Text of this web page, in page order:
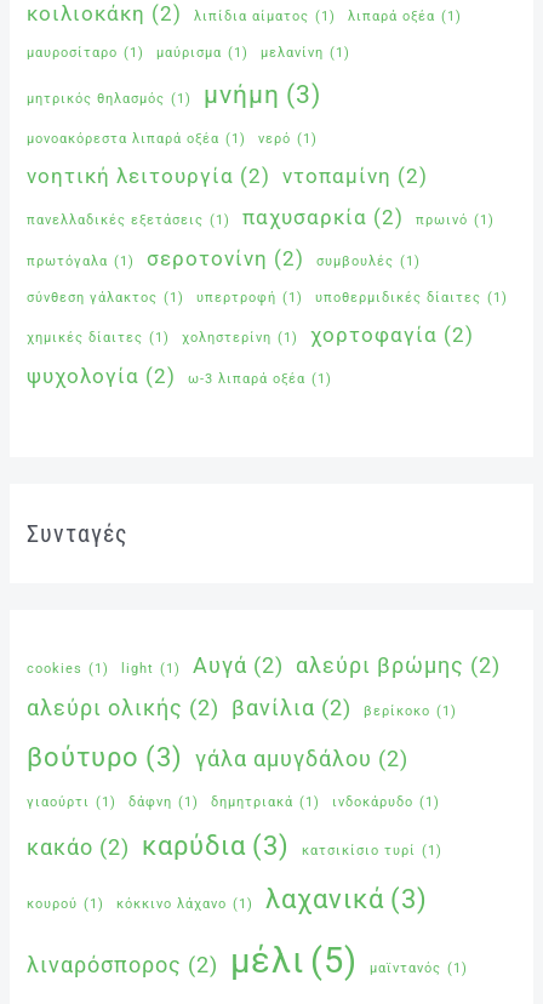
κοιλιοκάκη (2) λιπίδια αίματος (1) λιπαρά οξέα (1)
μαυροσίταρο (1) μαύρισμα (1) μελανίνη (1)
μητρικός θηλασμός (1) μνήμη (3)
μονοακόρεστα λιπαρά οξέα (1) νερό (1)
νοητική λειτουργία (2) ντοπαμίνη (2)
πανελλαδικές εξετάσεις (1) παχυσαρκία (2) πρωινό (1)
πρωτόγαλα (1) σεροτονίνη (2) συμβουλές (1)
σύνθεση γάλακτος (1) υπερτροφή (1) υποθερμιδικές δίαιτες (1)
χημικές δίαιτες (1) χοληστερίνη (1) χορτοφαγία (2)
ψυχολογία (2) ω-3 λιπαρά οξέα (1)
Συνταγές
cookies (1) light (1) Αυγά (2) αλεύρι βρώμης (2)
αλεύρι ολικής (2) βανίλια (2) βερίκοκο (1)
βούτυρο (3) γάλα αμυγδάλου (2)
γιαούρτι (1) δάφνη (1) δημητριακά (1) ινδοκάρυδο (1)
κακάο (2) καρύδια (3) κατσικίσιο τυρί (1)
κουρού (1) κόκκινο λάχανο (1) λαχανικά (3)
λιναρόσπορος (2) μέλι (5) μαϊντανός (1)